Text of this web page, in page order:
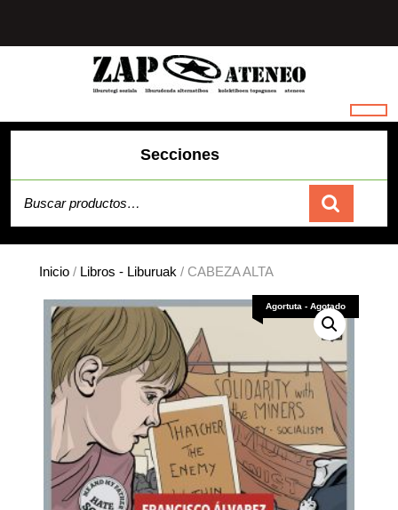
contenido
Secciones
Carrito
Inicio / Libros - Liburuak / CABEZA ALTA
Agortuta - Agotado